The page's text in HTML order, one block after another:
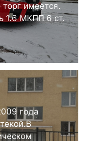
имеется.
1.6 МКПП 6 ст.
года